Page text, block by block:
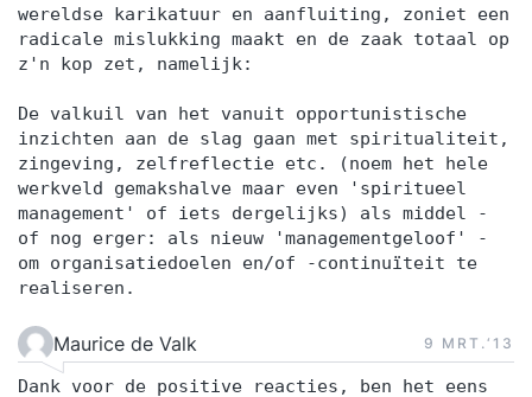
wereldse karikatuur en aanfluiting, zoniet een
radicale mislukking maakt en de zaak totaal op
z'n kop zet, namelijk:
De valkuil van het vanuit opportunistische
inzichten aan de slag gaan met spiritualiteit,
zingeving, zelfreflectie etc. (noem het hele
werkveld gemakshalve maar even 'spiritueel
management' of iets dergelijks) als middel -
of nog erger: als nieuw 'managementgeloof' -
om organisatiedoelen en/of -continuïteit te
realiseren.
Maurice de Valk 9 MRT.‘13
Dank voor de positive reacties, ben het eens